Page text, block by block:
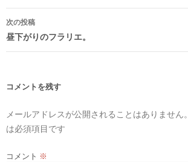
ナ
ビ
ゲ
シ
ン
次の投稿
昼下がりのフラリエ。
コメントを残す
メールアドレスが公開されることはありません。
は必須項目です
コメント ※